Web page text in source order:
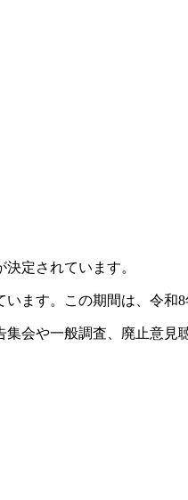
定されています。
ます。この期間は、令和8
会や一般調査、廃止意見